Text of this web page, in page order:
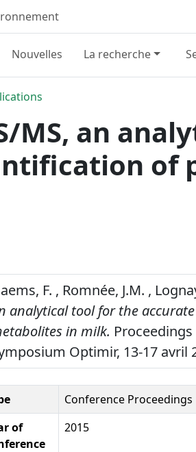
Nouvelles La recherche
MS, an
of
F. , Romnée, J.M. ,
analytical tool for the
in milk.
Optimir, 13-17 avril
Conference Proceedings
of
2015